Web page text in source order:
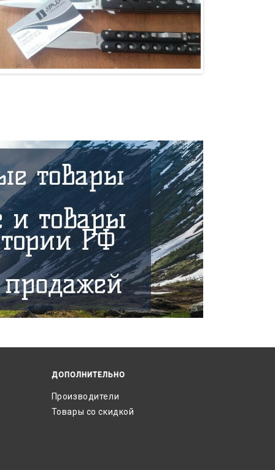
ДОПОЛНИТЕЛЬНО
Производители
Товары со скидкой